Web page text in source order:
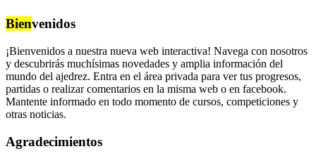
Bienvenidos
¡Bienvenidos a nuestra nueva web interactiva! Navega con nosotros
y descubrirás muchísimas novedades y amplia información del
mundo del ajedrez. Entra en el área privada para ver tus progresos,
partidas o realizar comentarios en la misma web o en facebook.
Mantente informado en todo momento de cursos, competiciones y
otras noticias.
Agradecimientos